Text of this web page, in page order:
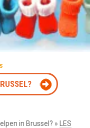
in Brussel? »
LES